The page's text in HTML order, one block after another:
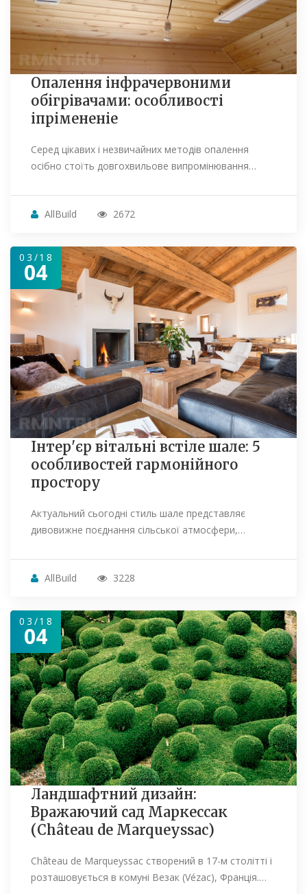
Опалення інфрачервоними
обігрівачами: особливості
іпрімененіе
Серед цікавих і незвичайних методів опалення
осібно стоїть довгохвильове випромінювання…
AllBuild 2672
03/18
04
Інтер'єр вітальні встіле шале: 5
особливостей гармонійного
простору
Актуальний сьогодні стиль шале представляє
дивовижне поєднання сільської атмосфери,…
AllBuild 3228
03/18
04
Ландшафтний дизайн:
Вражаючий сад Маркессак
(Château de Marqueyssac)
Château de Marqueyssac створений в 17-м столітті і
розташовується в комуні Везак (Vézac), Франція.…